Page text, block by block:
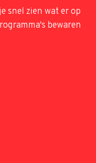
snel zien wat er op
bewaren